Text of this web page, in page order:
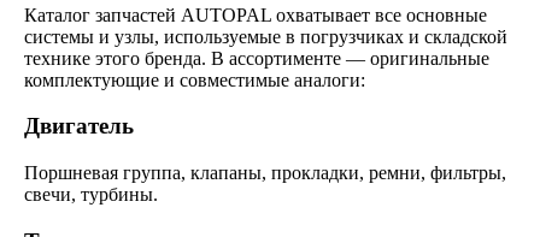
Каталог запчастей AUTOPAL охватывает все основные
системы и узлы, используемые в погрузчиках и складской
технике этого бренда. В ассортименте — оригинальные
комплектующие и совместимые аналоги:
Двигатель
Поршневая группа, клапаны, прокладки, ремни, фильтры,
свечи, турбины.